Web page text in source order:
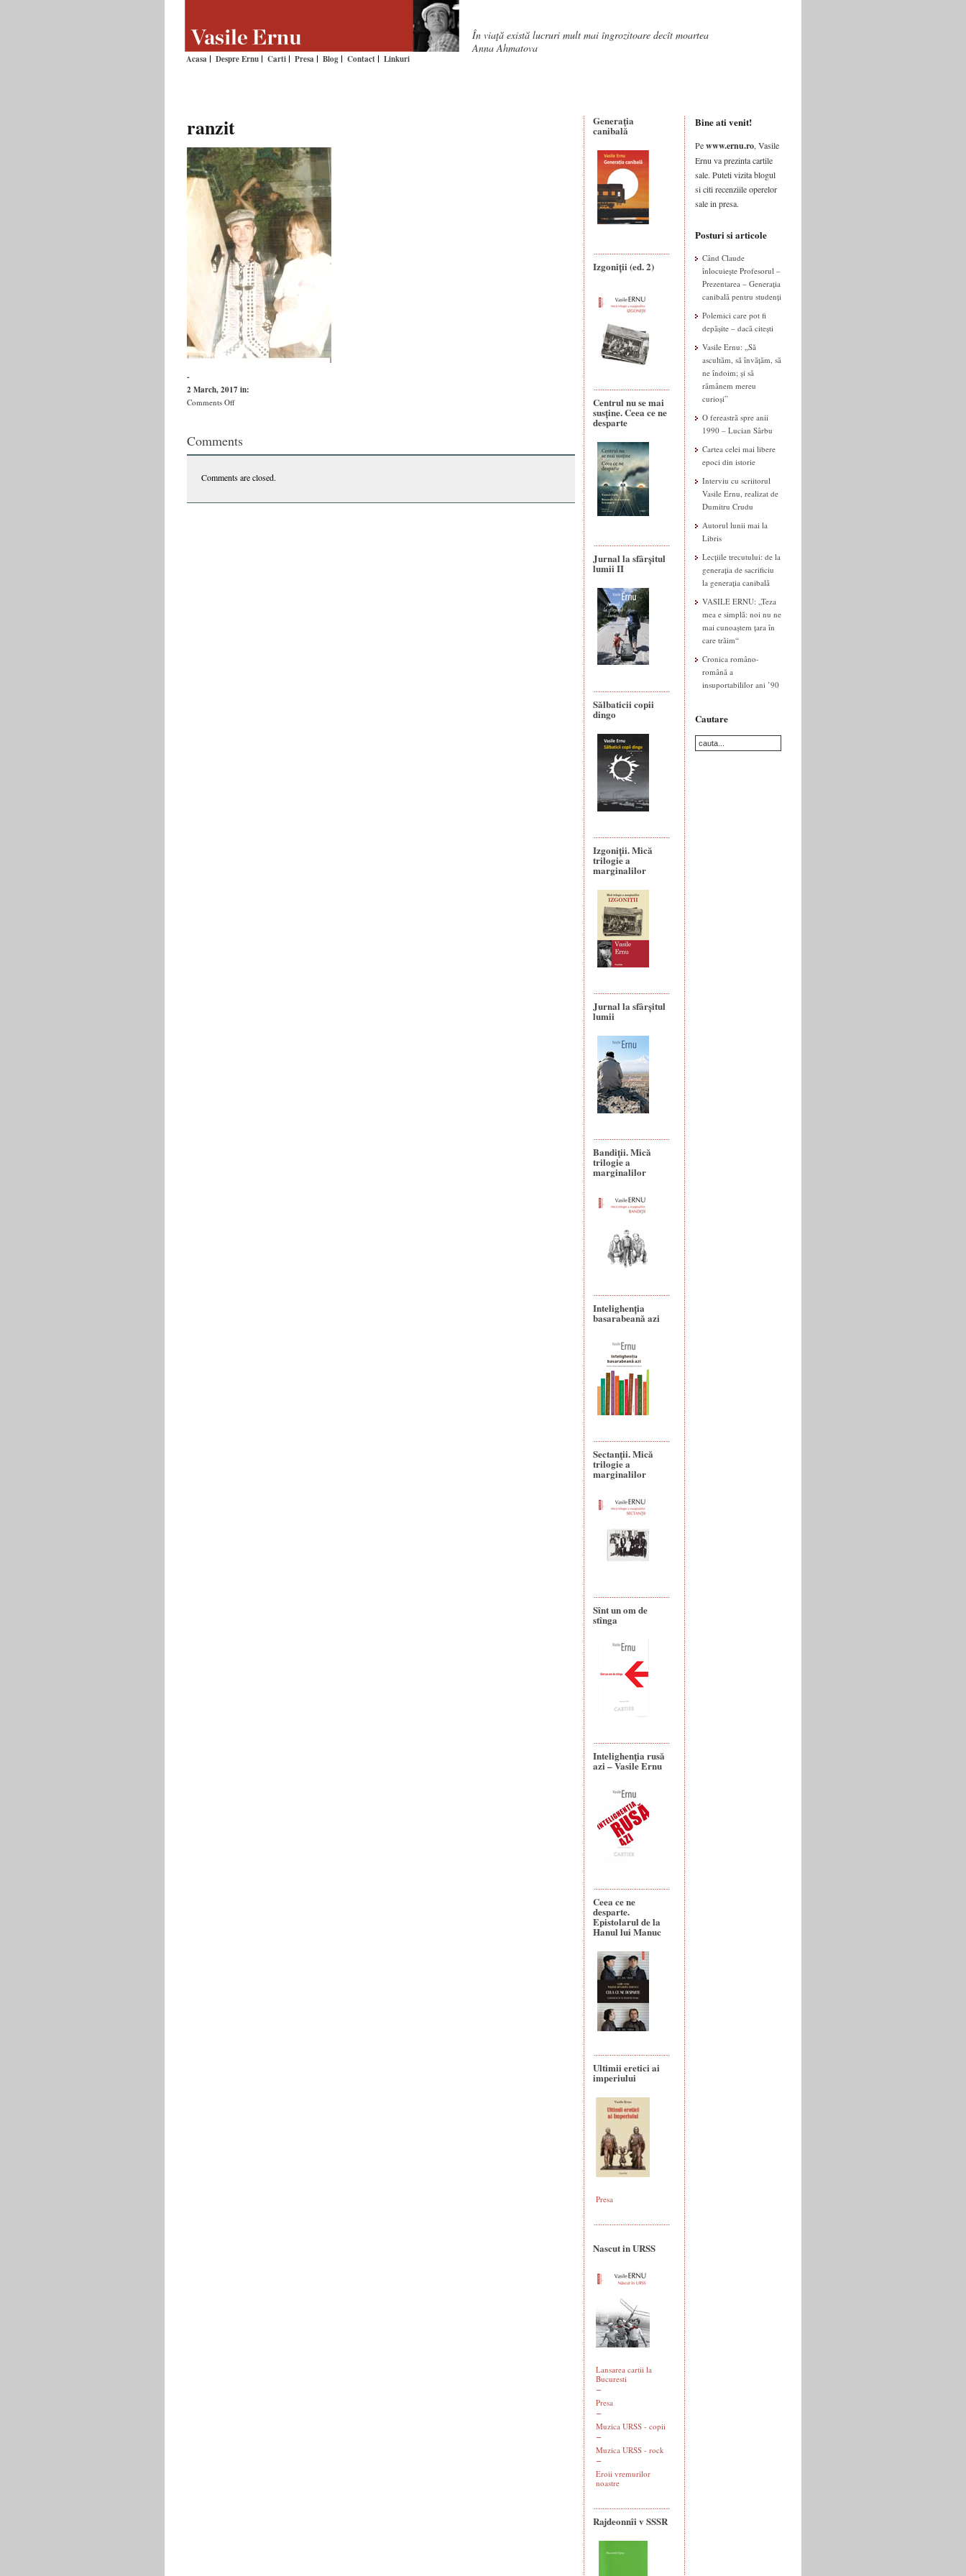
Acasa Despre Ernu Carti Presa Blog Contact Linkuri
În viaţă există lucruri mult mai îngrozitoare decît moartea
Anna Ahmatova
ranzit
-
2 March, 2017 in:
Comments Offon
Comments
Comments are closed.
Generaţia
canibală
Izgoniții (ed. 2)
Centrul nu se mai
susține. Ceea ce ne
desparte
Jurnal la sfârșitul
lumii II
Sălbaticii copii
dingo
Izgoniții. Mică
trilogie a
marginalilor
Jurnal la sfârșitul
lumii
Bandiţii. Mică
trilogie a
marginalilor
Intelighenția
basarabeană azi
Sectanţii. Mică
trilogie a
marginalilor
Sînt un om de
stînga
Intelighenţia rusă
azi – Vasile Ernu
Ceea ce ne
desparte.
Epistolarul de la
Hanul lui Manuc
Ultimii eretici ai
imperiului
Presa
Nascut in URSS
Lansarea cartii la
Bucuresti
Presa
Muzica URSS - copii
Muzica URSS - rock
Eroii vremurilor
noastre
Rajdeonnîi v SSSR
Bine ati venit!
Pewww.ernu.ro, Vasile
Ernu va prezinta cartile
sale. Puteti vizita blogul
si citi recenziile operelor
sale in presa.
Posturi si articole
Când Claude
înlocuiește Profesorul –
Prezentarea – Generația
canibală pentru studenți
Polemici care pot fi
depășite – dacă citești
Vasile Ernu: „Să
ascultăm, să învățăm, să
ne îndoim; și să
rămânem mereu
curioși”
O fereastră spre anii
1990 – Lucian Sârbu
Cartea celei mai libere
epoci din istorie
Interviu cu scriitorul
Vasile Ernu, realizat de
Dumitru Crudu
Autorul lunii mai la
Libris
Lecțiile trecutului: de la
generația de sacrificiu
la generația canibală
VASILE ERNU: „Teza
mea e simplă: noi nu ne
mai cunoaștem țara în
care trăim“
Cronica româno-
română a
insuportabililor ani ’90
Cautare